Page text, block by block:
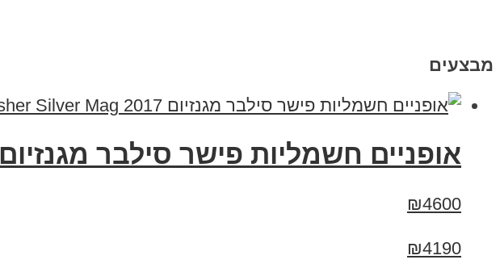
מבצעים
אופניים חשמליות פישר סילבר מגנזיום 2017 Fisher Silver Mag
₪4600
₪4190